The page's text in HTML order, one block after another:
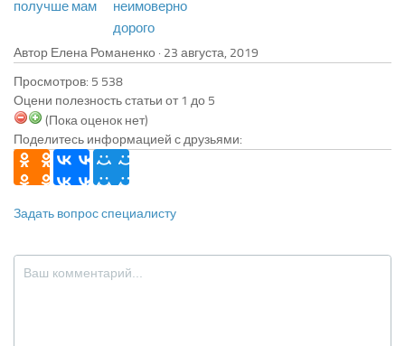
получше мам
неимоверно
дорого
Автор Елена Романенко ·
Просмотров: 5 538
Оцени полезность статьи от 1 до 5
(Пока оценок нет)
Поделитесь информацией с друзьями:
Задать вопрос специалисту